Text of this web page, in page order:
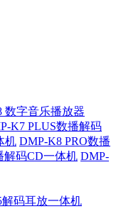
数字音乐播放器
K7 PLUS数播解码
机 DMP-K8 PRO数播
解码CD一体机 DMP-
码耳放一体机